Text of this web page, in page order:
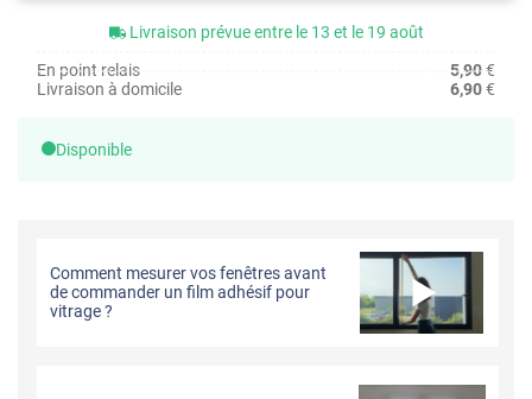
Livraison prévue entre le 13 et le 19 août
En point relais
5,90€
Livraison à domicile
6,90€
Disponible
Comment mesurer vos fenêtres avant
de commander un film adhésif pour
vitrage ?